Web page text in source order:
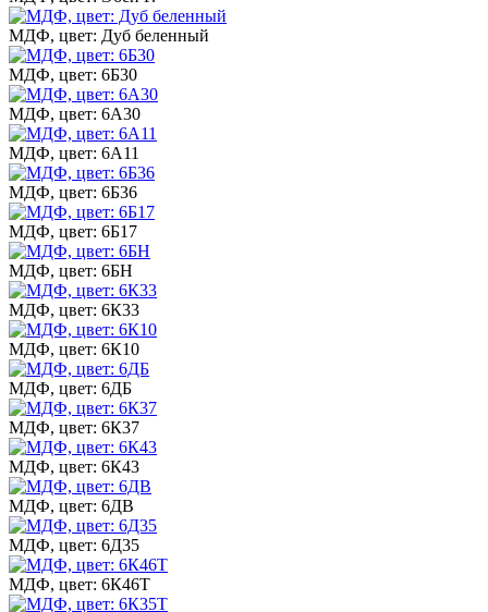
МДФ, цвет: Дуб беленный
МДФ, цвет: 6Б30
МДФ, цвет: 6А30
МДФ, цвет: 6А11
МДФ, цвет: 6Б36
МДФ, цвет: 6Б17
МДФ, цвет: 6БН
МДФ, цвет: 6К33
МДФ, цвет: 6К10
МДФ, цвет: 6ДБ
МДФ, цвет: 6К37
МДФ, цвет: 6К43
МДФ, цвет: 6ДВ
МДФ, цвет: 6Д35
МДФ, цвет: 6К46Т